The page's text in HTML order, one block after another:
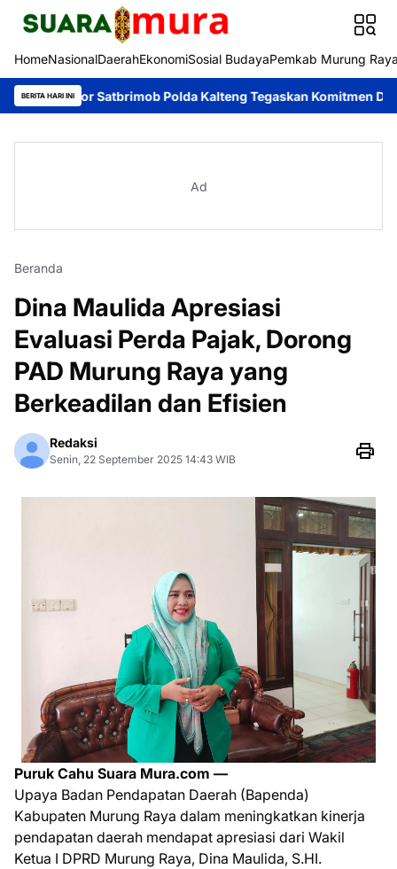
HomeNasionalDaerahEkonomiSosial BudayaPemkab Murung
BERITA HARI INI
Satbrimob Polda Kalteng Tegaskan Komitmen Dukung
Ad
Beranda
Dina Maulida Apresiasi
Evaluasi Perda Pajak, Dorong
PAD Murung Raya yang
Berkeadilan dan Efisien
Redaksi
Senin, 22 September 2025 14:43 WIB
Puruk Cahu Suara Mura.com —
Upaya Badan Pendapatan Daerah (Bapenda)
Kabupaten Murung Raya dalam meningkatkan kinerja
pendapatan daerah mendapat apresiasi dari Wakil
Ketua I DPRD Murung Raya, Dina Maulida, S.HI.